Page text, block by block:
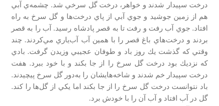
درخت سپيدار شدند و خواهر، درخت گل سرخي شد. چشمه‌ي آبي
هم از زمين جوشيد و جوي آبي از پاي درخت‌ها و گل سرخ به راه
افتاد. جوي آب رفت و رفت تا به قصر پادشاه رسيد. آب را به قصر
بردند و درخت‌هاي باغ قصر را با همين آب آب‌ياري مي‌كردند. چند
وقتي كه گذشت يك روز باد و طوفان عجيبي وزيدن گرفت. بادي
كه نزديك بود درخت گل سرخ را از جا بكند و با خود ببرد. هفت
درخت سپيدار خم شدند و شاخه‌هايشان را به‌دور گل سرخ پيچيدند.
باد نتوانست درخت گل سرخ را از جا بكند اما يكي از گل‌ها را كند.
گل در آب افتاد و آب آن را با خودش برد.